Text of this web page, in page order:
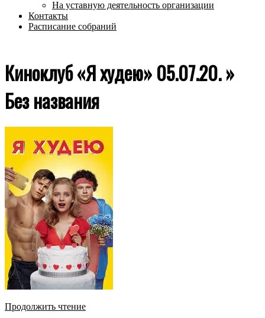
На уставную деятельность организации
Контакты
Расписание собраний
Киноклуб «Я худею» 05.07.20. »
Без названия
Продолжить чтение